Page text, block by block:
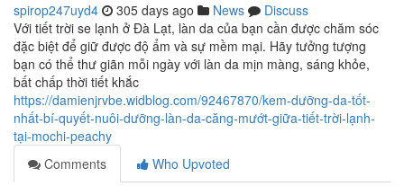
spirop247uyd4 305 days ago News
Discuss
Với tiết trời se lạnh ở Đà Lạt, làn da của bạn cần được chăm sóc
đặc biệt để giữ được độ ẩm và sự mềm mại. Hãy tưởng tượng
bạn có thể thư giãn mỗi ngày với làn da mịn màng, sáng khỏe,
bất chấp thời tiết khắc
https://damienjrvbe.widblog.com/92467870/kem-dưỡng-da-tốt-
nhất-bí-quyết-nuôi-dưỡng-làn-da-căng-mướt-giữa-tiết-trời-lạnh-
tại-mochi-peachy
Comments
Who Upvoted